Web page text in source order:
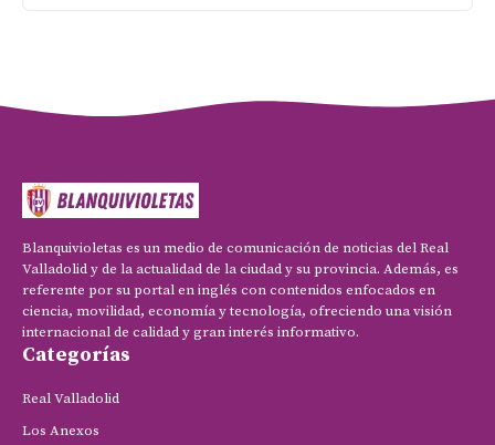
Blanquivioletas es un medio de comunicación de noticias del Real
Valladolid y de la actualidad de la ciudad y su provincia. Además, es
referente por su portal en inglés con contenidos enfocados en
ciencia, movilidad, economía y tecnología, ofreciendo una visión
internacional de calidad y gran interés informativo.
Categorías
Real Valladolid
Los Anexos